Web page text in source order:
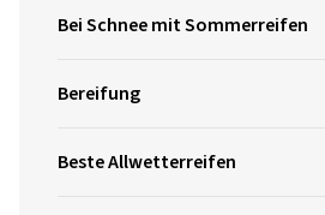
Bei Schnee mit Sommerreifen
Bereifung
Beste Allwetterreifen